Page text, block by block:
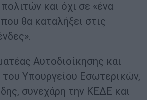
και όχι σε «ένα
θα καταλήξει στις
Αυτοδιοίκησης και
Υπουργείου Εσωτερικών,
συνεχάρη την ΚΕΔΕ και